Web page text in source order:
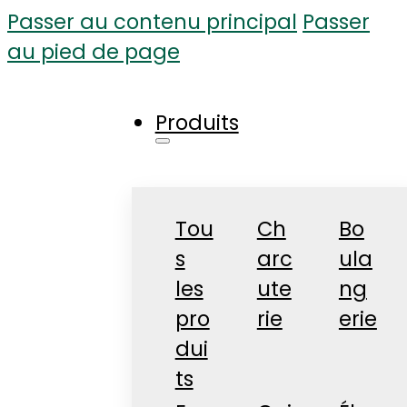
Passer au contenu principal Passer
au pied de page
Produits
Tou
s
les
pro
dui
ts
Ch
arc
ute
rie
Bo
ula
ng
erie